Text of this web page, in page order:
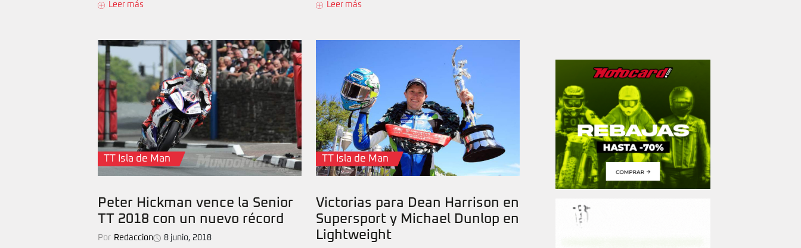
Leer más Leer más
TT Isla de Man
Peter Hickman vence la Senior
TT 2018 con un nuevo récord
Por Redaccion 8 junio, 2018
TT Isla de Man
Victorias para Dean Harrison en
Supersport y Michael Dunlop en
Lightweight